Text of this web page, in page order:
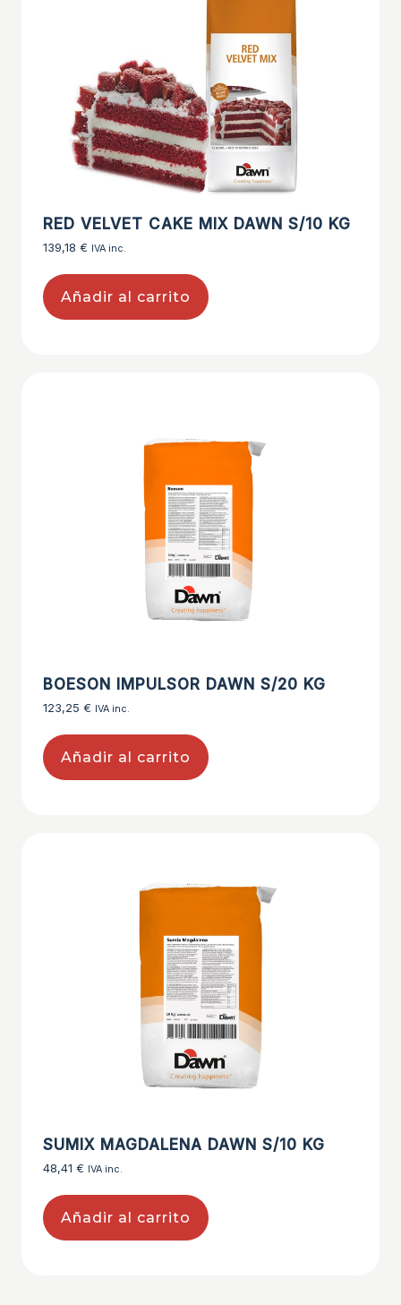
RED VELVET CAKE MIX DAWN S/10 KG
139,18 € IVA inc.
Añadir al carrito
BOESON IMPULSOR DAWN S/20 KG
123,25 € IVA inc.
Añadir al carrito
SUMIX MAGDALENA DAWN S/10 KG
48,41 € IVA inc.
Añadir al carrito